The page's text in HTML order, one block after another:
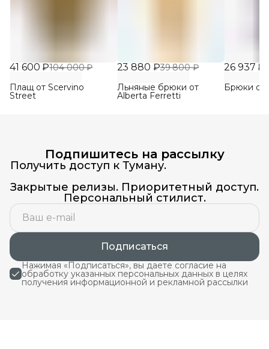
41 600 ₽104 000 ₽
Плащ от Scervino
Street
23 880 ₽39 800 ₽
Льняные брюки от
Alberta Ferretti
26 937 ₽
Брюки от
Подпишитесь на рассылку
Получить доступ к Туману.
Закрытые релизы. Приоритетный доступ.
Персональный стилист.
Подписаться
Нажимая «Подписаться», вы даете согласие на
обработку указанных персональных данных в целях
получения информационной и рекламной рассылки